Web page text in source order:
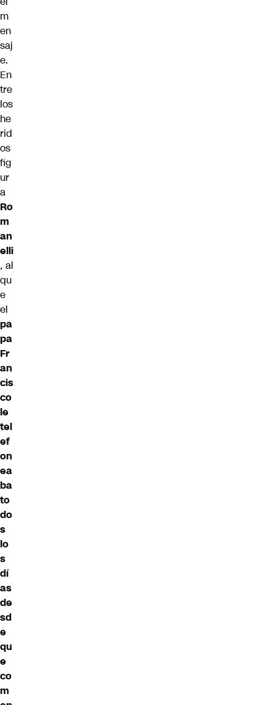
m
en
saj
e.
En
tre
los
he
rid
os
fig
ur
a
Ro
m
an
elli
, al
qu
e
el
pa
pa
Fr
an
cis
co
le
tel
ef
on
ea
ba
to
do
s
lo
s
dí
as
de
sd
e
qu
e
co
m